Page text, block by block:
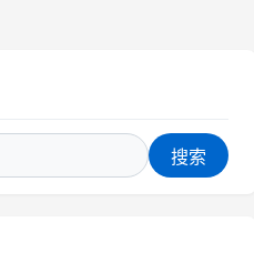
搜索